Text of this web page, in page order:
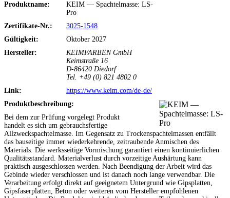
Produktname:
KEIM — Spachtelmasse: LS-
Pro
Zertifikate-Nr.:
3025-1548
Gültigkeit:
Oktober 2027
Hersteller:
KEIMFARBEN GmbH
Keimstraße 16
D-86420 Diedorf
Tel. +49 (0) 821 4802 0
Link:
https://www.keim.com/de-de/
Produktbeschreibung:
Bei dem zur Prüfung vorgelegt Produkt
handelt es sich um gebrauchsfertige
Allzweckspachtelmasse. Im Gegensatz zu Trockenspachtelmassen entfällt
das bauseitige immer wiederkehrende, zeitraubende Anmischen des
Materials. Die werksseitige Vormischung garantiert einen kontinuierlichen
Qualitätsstandard. Materialverlust durch vorzeitige Aushärtung kann
praktisch ausgeschlossen werden. Nach Beendigung der Arbeit wird das
Gebinde wieder verschlossen und ist danach noch lange verwendbar. Die
Verarbeitung erfolgt direkt auf geeignetem Untergrund wie Gipsplatten,
Gipsfaserplatten, Beton oder weiteren vom Hersteller empfohlenen